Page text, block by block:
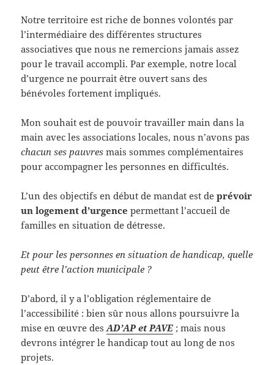
Notre territoire est riche de bonnes volontés par
l’intermédiaire des différentes structures
associatives que nous ne remercions jamais assez
pour le travail accompli. Par exemple, notre local
d’urgence ne pourrait être ouvert sans des
bénévoles fortement impliqués.
Mon souhait est de pouvoir travailler main dans la
main avec les associations locales, nous n’avons pas
chacun ses pauvres mais sommes complémentaires
pour accompagner les personnes en difficultés.
L’un des objectifs en début de mandat est deprévoir
un logement d’urgencepermettant l’accueil de
familles en situation de détresse.
Et pour les personnes en situation de handicap, quelle
peut être l’action municipale ?
D’abord, il y a l’obligation réglementaire de
l’accessibilité : bien sûr nous allons poursuivre la
mise en œuvre desAD’AP et PAVE ; mais nous
devrons intégrer le handicap tout au long de nos
projets.